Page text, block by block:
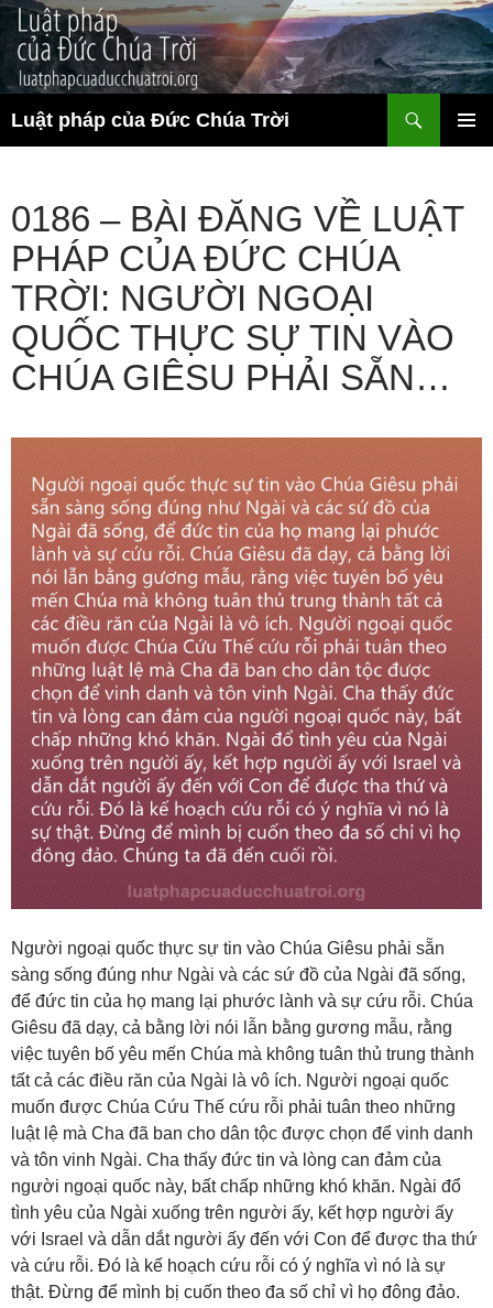
Chuyển
đến
nội
dung
Luật pháp của Đức Chúa Trời
kiếm
0186 – BÀI ĐĂNG VỀ LUẬT
PHÁP CỦA ĐỨC CHÚA
TRỜI: NGƯỜI NGOẠI
QUỐC THỰC SỰ TIN VÀO
CHÚA GIÊSU PHẢI SẴN…
Người ngoại quốc thực sự tin vào Chúa Giêsu phải sẵn
sàng sống đúng như Ngài và các sứ đồ của Ngài đã sống,
để đức tin của họ mang lại phước lành và sự cứu rỗi. Chúa
Giêsu đã dạy, cả bằng lời nói lẫn bằng gương mẫu, rằng
việc tuyên bố yêu mến Chúa mà không tuân thủ trung thành
tất cả các điều răn của Ngài là vô ích. Người ngoại quốc
muốn được Chúa Cứu Thế cứu rỗi phải tuân theo những
luật lệ mà Cha đã ban cho dân tộc được chọn để vinh danh
và tôn vinh Ngài. Cha thấy đức tin và lòng can đảm của
người ngoại quốc này, bất chấp những khó khăn. Ngài đổ
tình yêu của Ngài xuống trên người ấy, kết hợp người ấy
với Israel và dẫn dắt người ấy đến với Con để được tha thứ
và cứu rỗi. Đó là kế hoạch cứu rỗi có ý nghĩa vì nó là sự
thật. Đừng để mình bị cuốn theo đa số chỉ vì họ đông đảo.